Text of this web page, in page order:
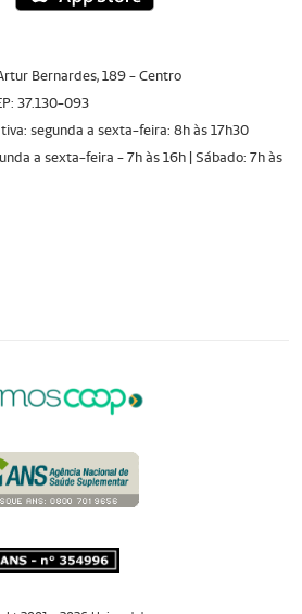
Bernardes, 189 - Centro
37.130-093
segunda a sexta-feira: 8h às 17h30
a sexta-feira - 7h às 16h | Sábado: 7h às